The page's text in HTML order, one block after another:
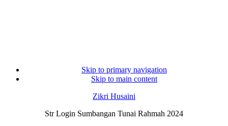
Skip to primary navigation
Skip to main content
Zikri Husaini
Str Login Sumbangan Tunai Rahmah 2024